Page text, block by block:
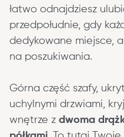
łatwo odnajdziesz
przedpołudnie, gdy
dedykowane miejsce,
na poszukiwania.
Górna część szafy,
uchylnymi drzwiami,
wnętrze z dwoma